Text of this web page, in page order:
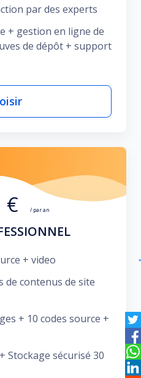
par des experts
+ gestion en ligne de
de dépôt + support
€ / par an
+ video
de contenus de site
+ 10 codes source +
Stockage sécurisé 30